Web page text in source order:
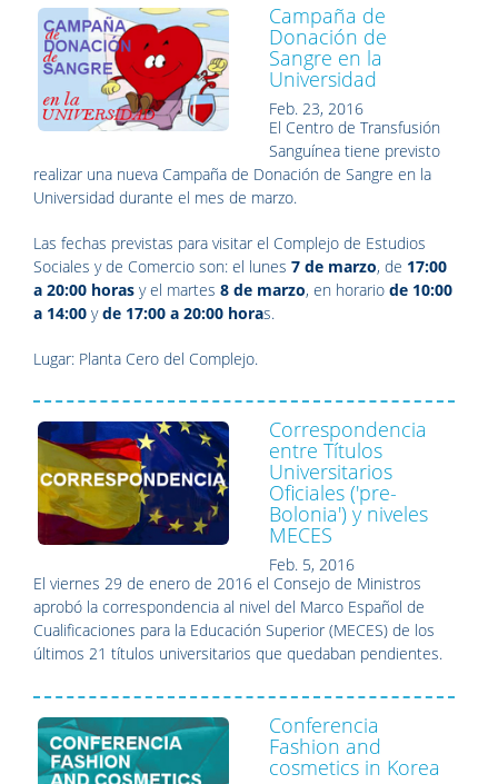
Campaña de
Donación de
Sangre en la
Universidad
Feb. 23, 2016
El Centro de Transfusión
Sanguínea tiene previsto
realizar una nueva Campaña de Donación de Sangre en la
Universidad durante el mes de marzo.
Las fechas previstas para visitar el Complejo de Estudios
Sociales y de Comercio son: el lunes 7 de marzo, de 17:00
a 20:00 horas y el martes 8 de marzo, en horario de 10:00
a 14:00 yde 17:00 a 20:00 horas.
Lugar: Planta Cero del Complejo.
Correspondencia
entre Títulos
Universitarios
Oficiales ('pre-
Bolonia') y niveles
MECES
Feb. 5, 2016
El viernes 29 de enero de 2016 el Consejo de Ministros
aprobó la correspondencia al nivel del Marco Español de
Cualificaciones para la Educación Superior (MECES) de los
últimos 21 títulos universitarios que quedaban pendientes.
Conferencia
Fashion and
cosmetics in Korea